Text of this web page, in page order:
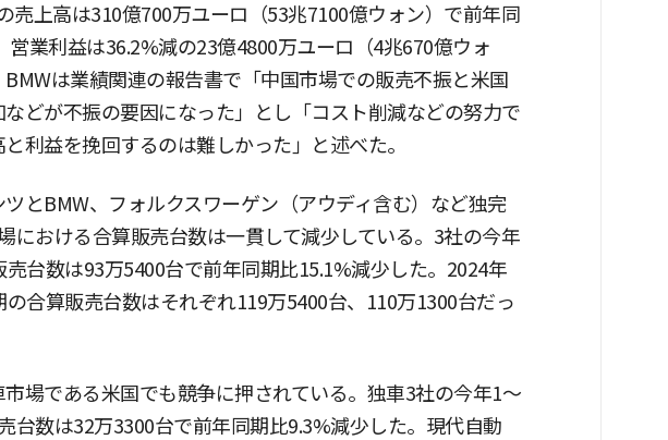
売上高は310億700万ユーロ（53兆7100億ウォン）で前年同
営業利益は36.2%減の23億4800万ユーロ（4兆670億ウォ
は業績関連の報告書で「中国市場での販売不振と米国
どが不振の要因になった」とし「コスト削減などの努力で
利益を挽回するのは難しかった」と述べた。
とBMW、フォルクスワーゲン（アウディ含む）など独完
における合算販売台数は一貫して減少している。3社の今年
売台数は93万5400台で前年同期比15.1%減少した。2024年
の合算販売台数はそれぞれ119万5400台、110万1300台だっ
場である米国でも競争に押されている。独車3社の今年1〜
台数は32万3300台で前年同期比9.3%減少した。現代自動